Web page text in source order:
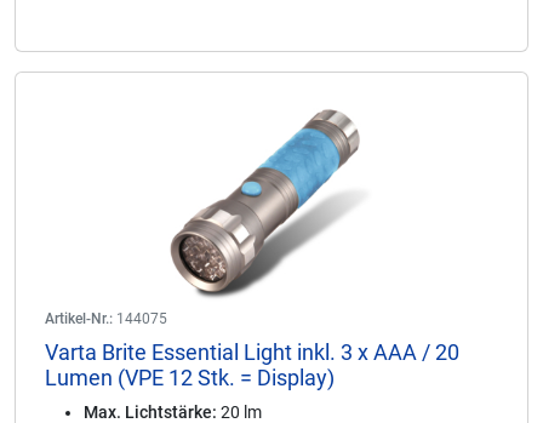
Artikel-Nr.: 144075
Varta Brite Essential Light inkl. 3 x AAA / 20
Lumen (VPE 12 Stk. = Display)
Max. Lichtstärke: 20 lm